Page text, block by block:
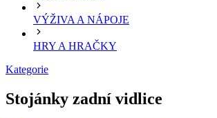
VÝŽIVA A NÁPOJE
HRY A HRAČKY
Kategorie
Stojánky zadní vidlice